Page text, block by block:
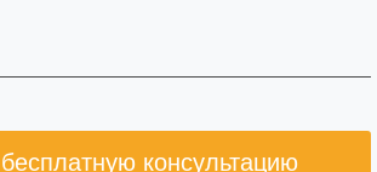
консультацию